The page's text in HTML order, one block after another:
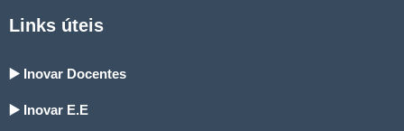
Links úteis
▶️ Inovar Docentes
▶️ Inovar E.E